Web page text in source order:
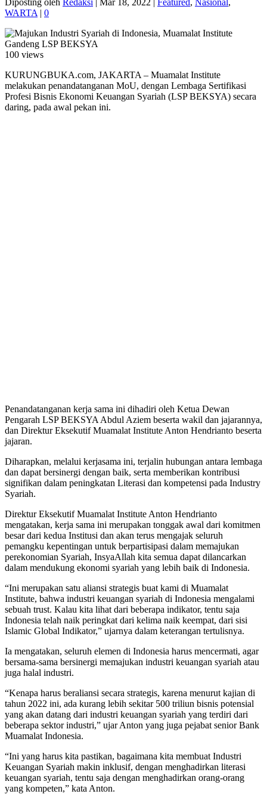
WARTA | 0
100 views
KURUNGBUKA.com, JAKARTA – Muamalat Institute
melakukan penandatanganan MoU, dengan Lembaga Sertifikasi
Profesi Bisnis Ekonomi Keuangan Syariah (LSP BEKSYA) secara
daring, pada awal pekan ini.
Penandatanganan kerja sama ini dihadiri oleh Ketua Dewan
Pengarah LSP BEKSYA Abdul Aziem beserta wakil dan jajarannya,
dan Direktur Eksekutif Muamalat Institute Anton Hendrianto beserta
jajaran.
Diharapkan, melalui kerjasama ini, terjalin hubungan antara lembaga
dan dapat bersinergi dengan baik, serta memberikan kontribusi
signifikan dalam peningkatan Literasi dan kompetensi pada Industry
Syariah.
Direktur Eksekutif Muamalat Institute Anton Hendrianto
mengatakan, kerja sama ini merupakan tonggak awal dari komitmen
besar dari kedua Institusi dan akan terus mengajak seluruh
pemangku kepentingan untuk berpartisipasi dalam memajukan
perekonomian Syariah, InsyaAllah kita semua dapat dilancarkan
dalam mendukung ekonomi syariah yang lebih baik di Indonesia.
“Ini merupakan satu aliansi strategis buat kami di Muamalat
Institute, bahwa industri keuangan syariah di Indonesia mengalami
sebuah trust. Kalau kita lihat dari beberapa indikator, tentu saja
Indonesia telah naik peringkat dari kelima naik keempat, dari sisi
Islamic Global Indikator,” ujarnya dalam keterangan tertulisnya.
Ia mengatakan, seluruh elemen di Indonesia harus mencermati, agar
bersama-sama bersinergi memajukan industri keuangan syariah atau
juga halal industri.
“Kenapa harus beraliansi secara strategis, karena menurut kajian di
tahun 2022 ini, ada kurang lebih sekitar 500 triliun bisnis potensial
yang akan datang dari industri keuangan syariah yang terdiri dari
beberapa sektor industri,” ujar Anton yang juga pejabat senior Bank
Muamalat Indonesia.
“Ini yang harus kita pastikan, bagaimana kita membuat Industri
Keuangan Syariah makin inklusif, dengan menghadirkan literasi
keuangan syariah, tentu saja dengan menghadirkan orang-orang
yang kompeten,” kata Anton.